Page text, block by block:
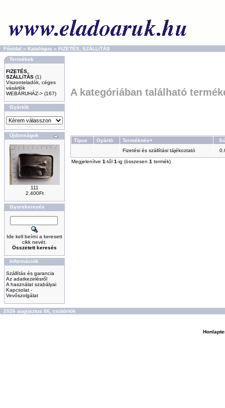
Főoldal » Katalógus » FIZETÉS, SZÁLLíTÁS
Termékek
FIZETÉS,
SZÁLLíTÁS (1)
Viszonteladók, céges
vásárlók
WEBÁRUHÁZ-> (167)
Gyártók
Újdonságok
111
2.400Ft
Gyorskeresés
Ide kell beírni a keresett
cikk nevét.
Összetett keresés
Információk
Szállítás és garancia
Az adatkezelésről
A használat szabályai
Kapcsolat -
Vevőszolgálat
A kategóriában található
Típus Gyártó Terméknév+
Fizetési és szállítási tájékoztató
Megjelenítve 1-től 1-ig (összesen 1 termék)
2026 augusztus 06, csütörtök